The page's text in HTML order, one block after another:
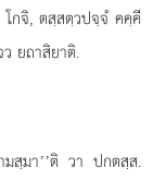
กจิ, ตสฺสตฺวปจฺจํ คคฺคี
ยถาสิยาติ.
สฺมา’’ติ วา ปกตสฺส.